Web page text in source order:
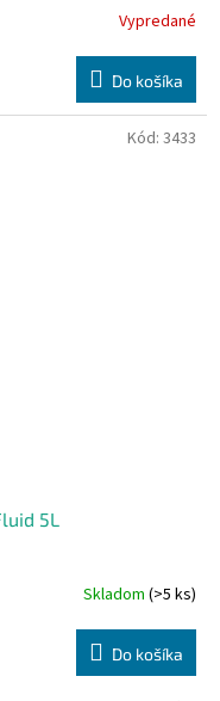
Vypredané
Do košíka
5L
Skladom(>5 ks)
Do košíka
Kód: 3433